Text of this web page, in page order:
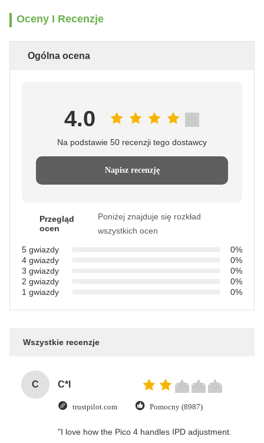
Oceny I Recenzje
Ogólna ocena
4.0
Na podstawie 50 recenzji tego dostawcy
Napisz recenzję
Przegląd
ocen
Poniżej znajduje się rozkład
wszystkich ocen
5 gwiazdy
0%
4 gwiazdy
0%
3 gwiazdy
0%
2 gwiazdy
0%
1 gwiazdy
0%
Wszystkie recenzje
C C*l
trustpilot.com Pomocny (8987)
"I love how the Pico 4 handles IPD adjustment.